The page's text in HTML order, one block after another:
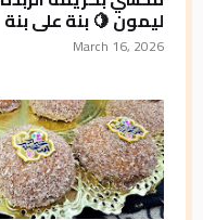
ليمون 🍋 بنة على بنة
March 16, 2026